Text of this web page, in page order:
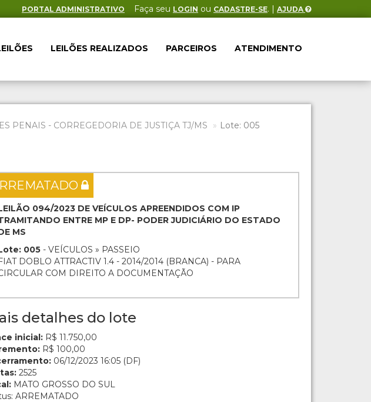
PORTAL ADMINISTRATIVO Faça seu LOGIN ou CADASTRE-SE. | AJUDA
LEILÕES REALIZADOS PARCEIROS ATENDIMENTO
PENAIS - CORREGEDORIA DE JUSTIÇA TJ/MS Lote: 005
094/2023 DE VEÍCULOS APREENDIDOS COM IP
ENTRE MP E DP- PODER JUDICIÁRIO DO ESTADO
MS
005 - VEÍCULOS » PASSEIO
DOBLO ATTRACTIV 1.4 - 2014/2014 (BRANCA) - PARA
COM DIREITO A DOCUMENTAÇÃO
detalhes do lote
inicial: R$ 11.750,00
R$ 100,00
06/12/2023 16:05 (DF)
2525
MATO GROSSO DO SUL
ARREMATADO